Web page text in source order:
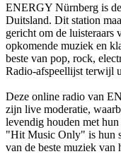
ENERGY Nürnberg is
Duitsland. Dit station
gericht om de luisteraars
opkomende muziek en
beste van pop, rock,
Radio-afspeellijst terwijl
Deze online radio van
zijn live moderatie,
levendig houden met
"Hit Music Only" is hun
van de beste muziek